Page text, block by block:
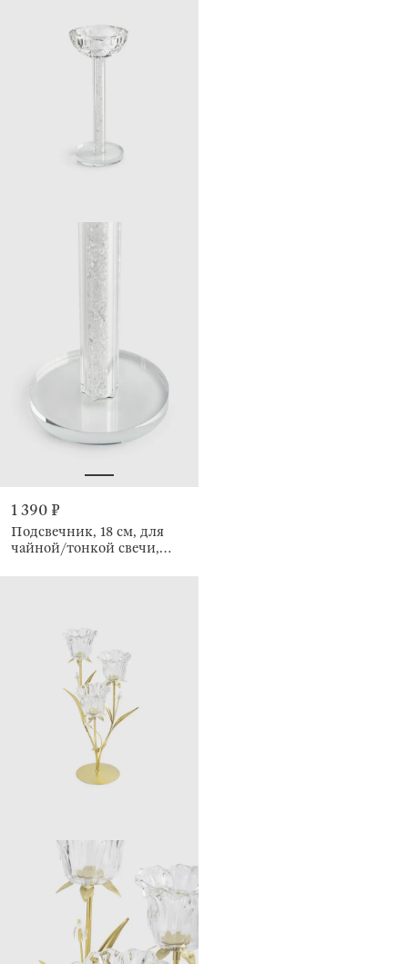
1 390 ₽
Подсвечник, 18 см, для
чайной/тонкой свечи,